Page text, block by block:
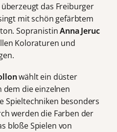
das Freiburger
mit schön gefärbtem
SopranistinAnna Jeruc
Koloraturen und
wählt ein düster
dem die einzelnen
Spieltechniken besonders
werden die Farben der
bloße Spielen von